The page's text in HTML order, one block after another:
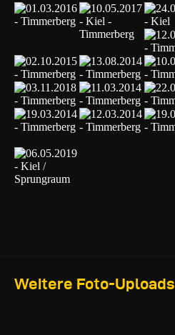
Weitere Foto-Uploads